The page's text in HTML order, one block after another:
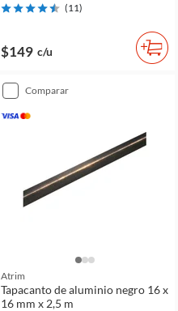
(11)
$149 c/u
comparar
Atrim
Tapacanto de aluminio negro 16 x
16 mm x 2,5 m